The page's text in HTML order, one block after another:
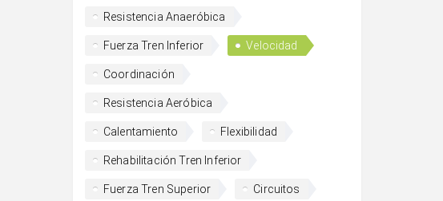
Resistencia Anaeróbica
Fuerza Tren Inferior Velocidad
Coordinación
Resistencia Aeróbica
Calentamiento Flexibilidad
Rehabilitación Tren Inferior
Fuerza Tren Superior Circuitos